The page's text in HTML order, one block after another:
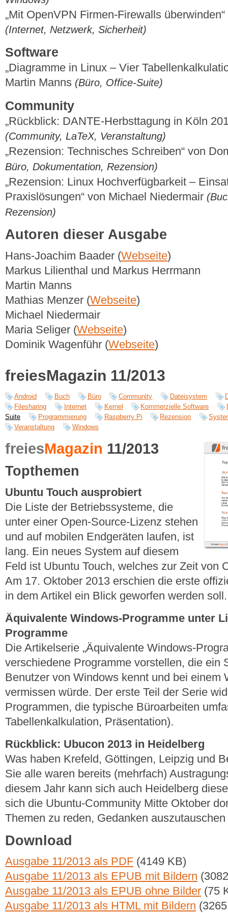
„Mit OpenVPN Firmen-Firewalls
(Internet, Netzwerk, Sicherheit)
Software
„Diagramme in Linux – Vier
Martin Manns (Büro, Office-Suite)
Community
„Rückblick: DANTE-Herbsttagung in Köln
(Community, LaTeX, Veranstaltung)
„Rezension: Technisches Schreiben“ von
Büro, Dokumentation, Rezension)
„Rezension: Linux Hochverfügbarkeit –
Praxislösungen“ von Michael Niedermair
Rezension)
Autoren dieser Ausgabe
Hans-Joachim Baader (Webseite)
Markus Lilienthal und Markus Herrmann
Martin Manns
Mathias Menzer (Webseite)
Michael Niedermair
Maria Seliger (Webseite)
Dominik Wagenführ (Webseite)
freiesMagazin 11/2013
Android Buch Büro Community Dateisystem
Filesharing
Internet Kernel Kommerzielle Software
Suite
Programmierung Raspberry Pi Rezension
Veranstaltung
Windows
freiesMagazin 11/2013
Topthemen
Ubuntu Touch ausprobiert
Die Liste der Betriebssysteme, die
unter einer Open-Source-Lizenz stehen
und auf mobilen Endgeräten laufen, ist
lang. Ein neues System auf diesem
Feld ist Ubuntu Touch, welches zur Zeit von
Am 17. Oktober 2013 erschien die erste
in dem Artikel ein Blick geworfen werden soll.
Äquivalente Windows-Programme unter
Programme
Die Artikelserie „Äquivalente Windows-
verschiedene Programme vorstellen, die ein
Benutzer von Windows kennt und bei einem
vermissen würde. Der erste Teil der Serie
Programmen, die typische Büroarbeiten
Tabellenkalkulation, Präsentation).
Rückblick: Ubucon 2013 in Heidelberg
Was haben Krefeld, Göttingen, Leipzig und
Sie alle waren bereits (mehrfach)
diesem Jahr kann sich auch Heidelberg
sich die Ubuntu-Community Mitte Oktober
Themen zu reden, Gedanken
Download
Ausgabe 11/2013 als PDF (4149 KB)
Ausgabe 11/2013 als EPUB mit Bildern
Ausgabe 11/2013 als EPUB ohne Bilder (75
Ausgabe 11/2013 als HTML mit Bildern